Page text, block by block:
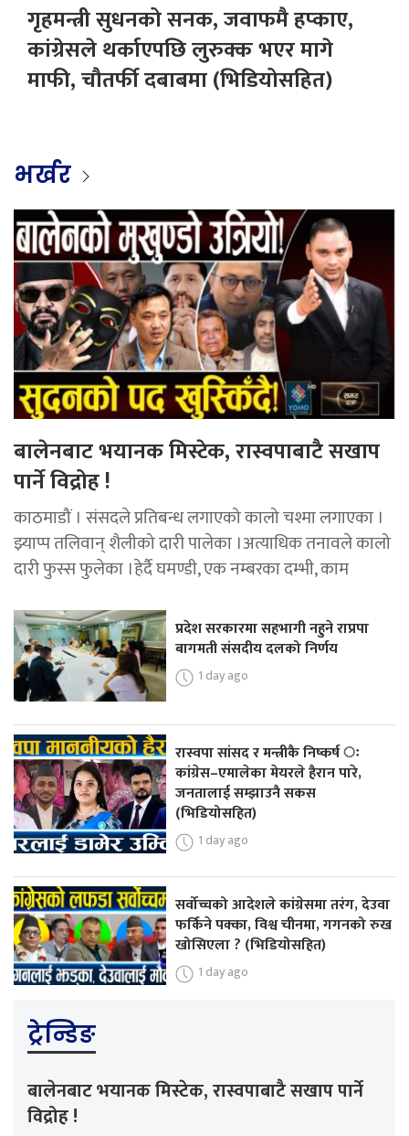
गृहमन्त्री सुधनको सनक, जवाफमै हप्काए,
कांग्रेसले थर्काएपछि लुरुक्क भएर मागे
माफी, चौतर्फी दबाबमा (भिडियोसहित)
भर्खर
बालेनबाट भयानक मिस्टेक, रास्वपाबाटै सखाप
पार्ने विद्रोह !
काठमाडौं । संसदले प्रतिबन्ध लगाएको कालो चश्मा लगाएका ।
झ्याप्प तलिवान् शैलीको दारी पालेका ।अत्याधिक तनावले कालो
दारी फुस्स फुलेका ।हेर्दै घमण्डी, एक नम्बरका दम्भी, काम
प्रदेश सरकारमा सहभागी नहुने राप्रपा
बागमती संसदीय दलको निर्णय
1 day ago
रास्वपा सांसद र मन्त्रीकै निष्कर्ष ः
कांग्रेस–एमालेका मेयरले हैरान पारे,
जनतालाई सम्झाउनै सकस
(भिडियोसहित)
1 day ago
सर्वोच्चको आदेशले कांग्रेसमा तरंग, देउवा
फर्किने पक्का, विश्व चीनमा, गगनको रुख
खोसिएला ? (भिडियोसहित)
1 day ago
ट्रेन्डिङ
बालेनबाट भयानक मिस्टेक, रास्वपाबाटै सखाप पार्ने
विद्रोह !